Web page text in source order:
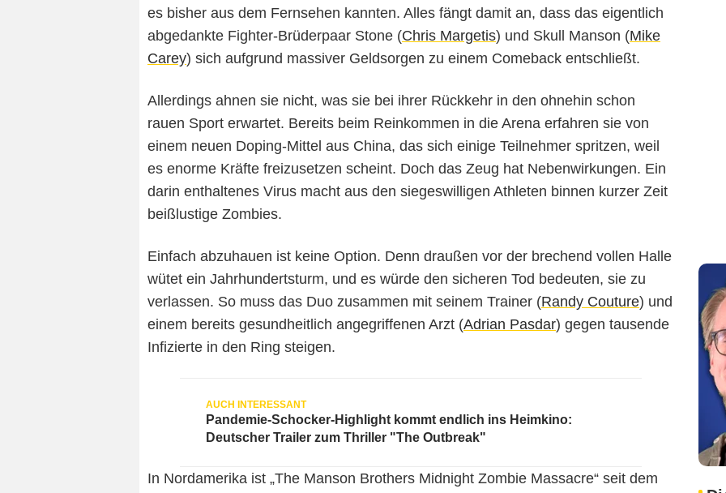
es bisher aus dem Fernsehen kannten. Alles fängt damit an, dass das eigentlich
abgedankte Fighter-Brüderpaar Stone (Chris Margetis) und Skull Manson (Mike
Carey) sich aufgrund massiver Geldsorgen zu einem Comeback entschließt.
Allerdings ahnen sie nicht, was sie bei ihrer Rückkehr in den ohnehin schon
rauen Sport erwartet. Bereits beim Reinkommen in die Arena erfahren sie von
einem neuen Doping-Mittel aus China, das sich einige Teilnehmer spritzen, weil
es enorme Kräfte freizusetzen scheint. Doch das Zeug hat Nebenwirkungen. Ein
darin enthaltenes Virus macht aus den siegeswilligen Athleten binnen kurzer Zeit
beißlustige Zombies.
Einfach abzuhauen ist keine Option. Denn draußen vor der brechend vollen Halle
wütet ein Jahrhundertsturm, und es würde den sicheren Tod bedeuten, sie zu
verlassen. So muss das Duo zusammen mit seinem Trainer (Randy Couture) und
einem bereits gesundheitlich angegriffenen Arzt (Adrian Pasdar) gegen tausende
Infizierte in den Ring steigen.
Pandemie-Schocker-Highlight kommt endlich ins Heimkino:
Deutscher Trailer zum Thriller "The Outbreak"
In Nordamerika ist „The Manson Brothers Midnight Zombie Massacre“ seit dem